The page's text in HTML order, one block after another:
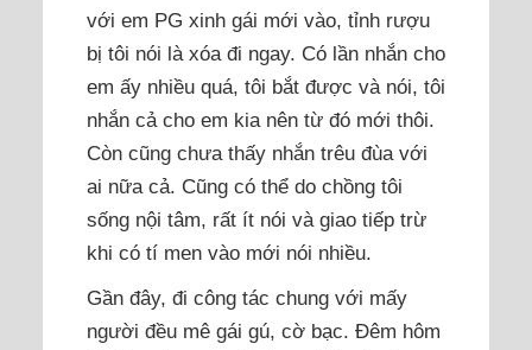
với em PG xinh gái mới vào, tỉnh rượu
bị tôi nói là xóa đi ngay. Có lần nhắn cho
em ấy nhiều quá, tôi bắt được và nói, tôi
nhắn cả cho em kia nên từ đó mới thôi.
Còn cũng chưa thấy nhắn trêu đùa với
ai nữa cả. Cũng có thể do chồng tôi
sống nội tâm, rất ít nói và giao tiếp trừ
khi có tí men vào mới nói nhiều.
Gần đây, đi công tác chung với mấy
người đều mê gái gú, cờ bạc. Đêm hôm